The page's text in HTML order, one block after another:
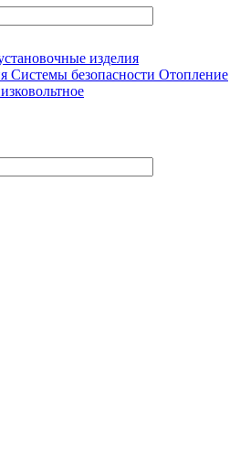
изделия
Системы безопасности Отопление